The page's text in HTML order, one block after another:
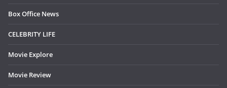
Box Office News
CELEBRITY LIFE
Movie Explore
Movie Review